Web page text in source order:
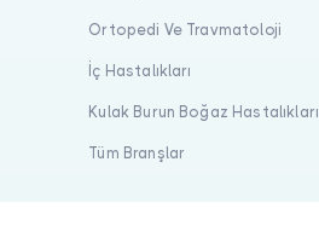
Ortopedi Ve Travmatoloji
İç Hastalıkları
Kulak Burun Boğaz Hastalıkları
Tüm Branşlar